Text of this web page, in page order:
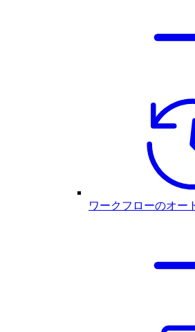
ワークフローのオー